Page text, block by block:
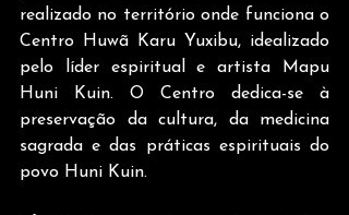
realizado no território onde funciona o
Centro Huwã Karu Yuxibu, idealizado
pelo líder espiritual e artista Mapu
Huni Kuin. O Centro dedica-se à
preservação da cultura, da medicina
sagrada e das práticas espirituais do
povo Huni Kuin.